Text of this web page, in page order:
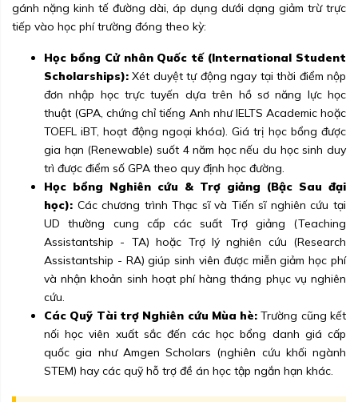
gánh nặng kinh tế đường dài, áp dụng dưới dạng giảm trừ trực
tiếp vào học phí trường đóng theo kỳ:
Học bổng Cử nhân Quốc tế (International Student
Scholarships): Xét duyệt tự động ngay tại thời điểm nộp
đơn nhập học trực tuyến dựa trên hồ sơ năng lực học
thuật (GPA, chứng chỉ tiếng Anh như IELTS Academic hoặc
TOEFL iBT, hoạt động ngoại khóa). Giá trị học bổng được
gia hạn (Renewable) suốt 4 năm học nếu du học sinh duy
trì được điểm số GPA theo quy định học đường.
Học bổng Nghiên cứu & Trợ giảng (Bậc Sau đại
học): Các chương trình Thạc sĩ và Tiến sĩ nghiên cứu tại
UD thường cung cấp các suất Trợ giảng (Teaching
Assistantship - TA) hoặc Trợ lý nghiên cứu (Research
Assistantship - RA) giúp sinh viên được miễn giảm học phí
và nhận khoản sinh hoạt phí hàng tháng phục vụ nghiên
cứu.
Các Quỹ Tài trợ Nghiên cứu Mùa hè: Trường cũng kết
nối học viên xuất sắc đến các học bổng danh giá cấp
quốc gia như Amgen Scholars (nghiên cứu khối ngành
STEM) hay các quỹ hỗ trợ đề án học tập ngắn hạn khác.